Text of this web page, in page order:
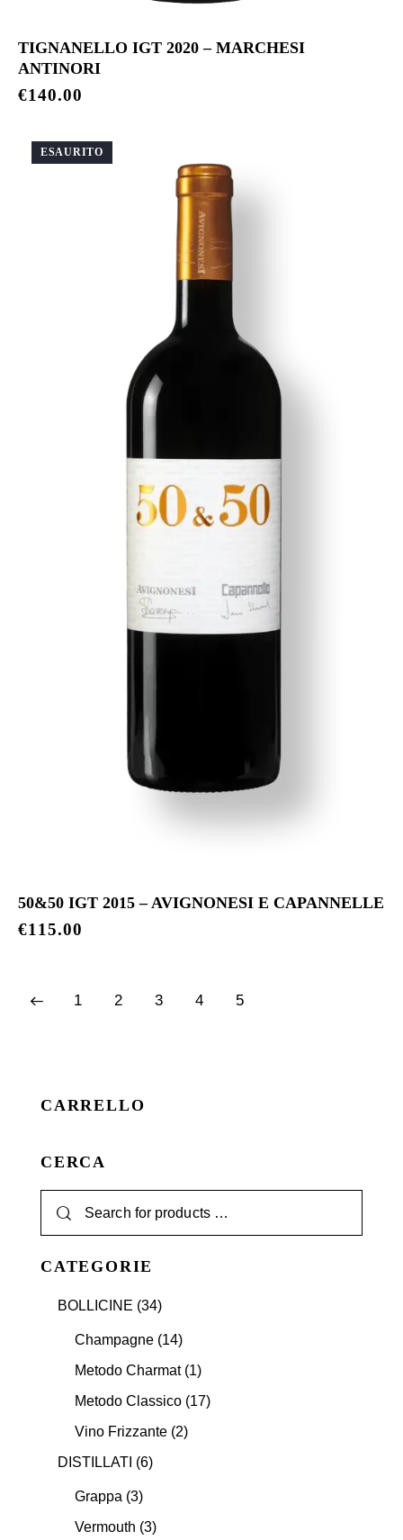
TIGNANELLO IGT 2020 – MARCHESI
ANTINORI
€140.00
ESAURITO
50&50 IGT 2015 – AVIGNONESI E CAPANNELLE
€115.00
1 2 3 4 5
CARRELLO
CERCA
CATEGORIE
BOLLICINE (34)
Champagne (14)
Metodo Charmat (1)
Metodo Classico (17)
Vino Frizzante (2)
DISTILLATI (6)
Grappa (3)
Vermouth (3)